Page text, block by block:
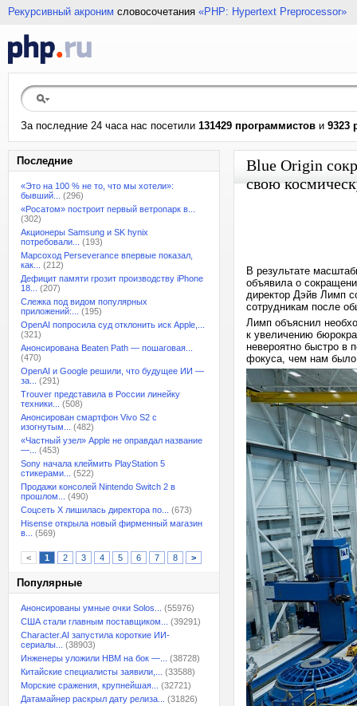
Рекурсивный акроним словосочетания «PHP: Hypertext Preprocessor»
За последние 24 часа нас посетили 131429 программистов и 9323
Последние
«Это на 100 % не то, что мы хотели»:
бывший...
(296)
«Росатом» построит первый ветропарк в...
(302)
Акционеры Samsung и SK hynix
потребовали...
(193)
Марсоход Perseverance впервые показал,
как...
(212)
Дефицит памяти грозит производству iPhone
18...
(207)
Слежка под видом популярных
приложений:...
(195)
OpenAI попросила суд отклонить иск Apple,...
(321)
Анонсирована Beaten Path — пошаговая...
(470)
OpenAI и Google решили, что будущее ИИ —
за...
(291)
Trouver представила в России линейку
техники...
(508)
Анонсирован смартфон Vivo S2 с
изогнутым...
(482)
«Частный узел» Apple не оправдал название
—...
(453)
Sony начала клеймить PlayStation 5
стикерами...
(522)
Продажи консолей Nintendo Switch 2 в
прошлом...
(490)
Соцсеть X лишилась директора по...
(673)
Hisense открыла новый фирменный магазин
в...
(569)
< 1 2 3 4 5 6 7 8 >
Популярные
Анонсированы умные очки Solos...
(55976)
США стали главным поставщиком...
(39291)
Character.AI запустила короткие ИИ-
сериалы...
(38903)
Инженеры уложили HBM на бок —...
(38728)
Китайские специалисты заявили,...
(33588)
Морские сражения, крупнейшая...
(32721)
Датамайнер раскрыл дату релиза...
(31826)
Blue Origin
свою
В результате
объявила о
директор Дэйв Лимп
сотрудникам после
Лимп объяснил
к увеличению
невероятно быстро в
фокуса, чем нам